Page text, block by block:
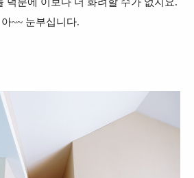
아~~ 눈부십니다.